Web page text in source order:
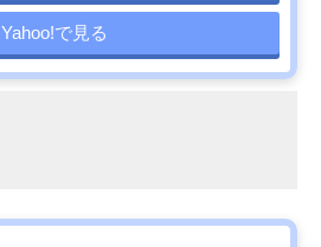
Yahoo!で見る